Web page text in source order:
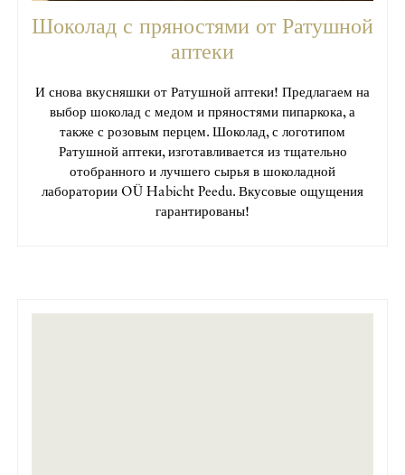
Шоколад с пряностями от Ратушной
аптеки
И снова вкусняшки от Ратушной аптеки! Предлагаем на
выбор шоколад с медом и пряностями пипаркока, а
также с розовым перцем. Шоколад, с логотипом
Ратушной аптеки, изготавливается из тщательно
отобранного и лучшего сырья в шоколадной
лаборатории OÜ Habicht Peedu. Вкусовые ощущения
гарантированы!